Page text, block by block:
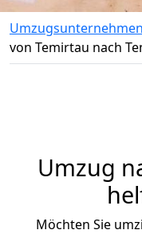
von Temirtau nach
Umzug
Möchten Sie